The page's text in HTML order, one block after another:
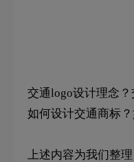
交通logo设计理念
如何设计交通商标
上述内容为我们整